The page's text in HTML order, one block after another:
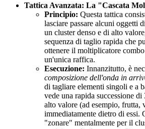
Tattica Avanzata: La "Cascata
Principio: Questa tattica
lasciare passare alcuni oggetti
un cluster denso e di alto
sequenza di taglio rapida che
ottenere il moltiplicatore
un'unica raffica.
Esecuzione: Innanzitutto, è
composizione dell'onda in
di tagliare elementi singoli e a
vede una rapida successione
alto valore (ad esempio, frutta,
immediatamente dietro di essi.
"zonare" mentalmente per il